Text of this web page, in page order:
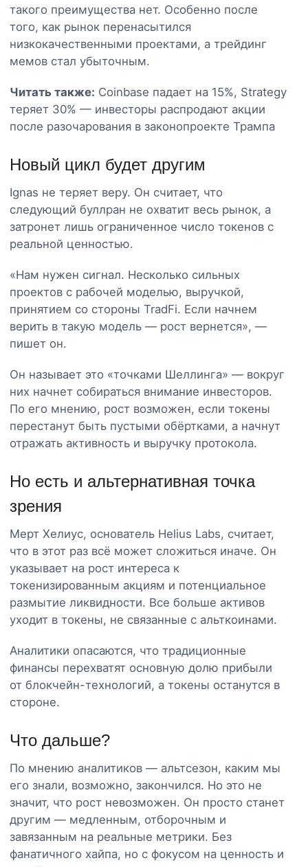
такого преимущества нет. Особенно после
того, как рынок перенасытился
низкокачественными проектами, а трейдинг
мемов стал убыточным.
Читать также: Coinbase падает на 15%, Strategy
теряет 30% — инвесторы распродают акции
после разочарования в законопроекте Трампа
Новый цикл будет другим
Ignas не теряет веру. Он считает, что
следующий буллран не охватит весь рынок, а
затронет лишь ограниченное число токенов с
реальной ценностью.
«Нам нужен сигнал. Несколько сильных
проектов с рабочей моделью, выручкой,
принятием со стороны TradFi. Если начнем
верить в такую модель — рост вернется», —
пишет он.
Он называет это «точками Шеллинга» — вокруг
них начнет собираться внимание инвесторов.
По его мнению, рост возможен, если токены
перестанут быть пустыми обёртками, а начнут
отражать активность и выручку протокола.
Но есть и альтернативная точка
зрения
Мерт Хелиус, основатель Helius Labs, считает,
что в этот раз всё может сложиться иначе. Он
указывает на рост интереса к
токенизированным акциям и потенциальное
размытие ликвидности. Все больше активов
уходит в токены, не связанные с альткоинами.
Аналитики опасаются, что традиционные
финансы перехватят основную долю прибыли
от блокчейн-технологий, а токены останутся в
стороне.
Что дальше?
По мнению аналитиков — альтсезон, каким мы
его знали, возможно, закончился. Но это не
значит, что рост невозможен. Он просто станет
другим — медленным, отборочным и
завязанным на реальные метрики. Без
фанатичного хайпа, но с фокусом на ценность и